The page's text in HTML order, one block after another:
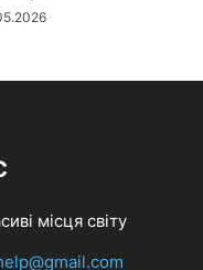
місця світу